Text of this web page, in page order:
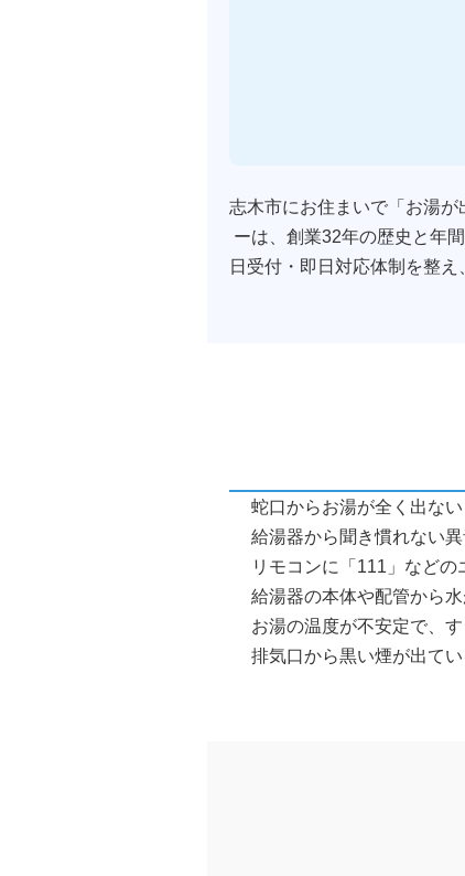
志木市にお住まいで「お湯
ーは、創業32年の歴史と年
日受付・即日対応体制を整
蛇口からお湯が全く出ない
給湯器から聞き慣れない
リモコンに「111」など
給湯器の本体や配管から
お湯の温度が不安定で、
排気口から黒い煙が出て